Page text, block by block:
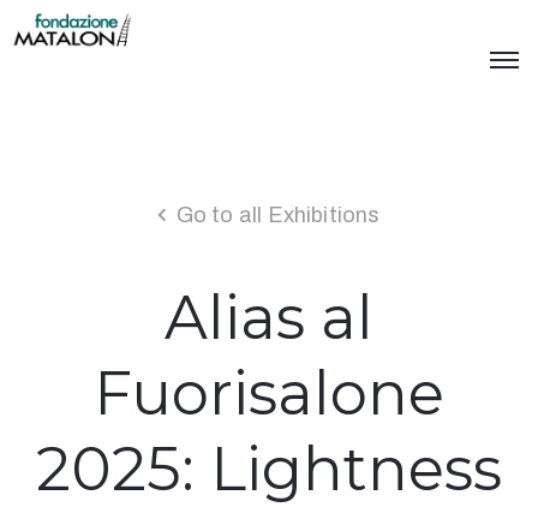
Go to all Exhibitions
Alias al
Fuorisalone
2025: Lightness